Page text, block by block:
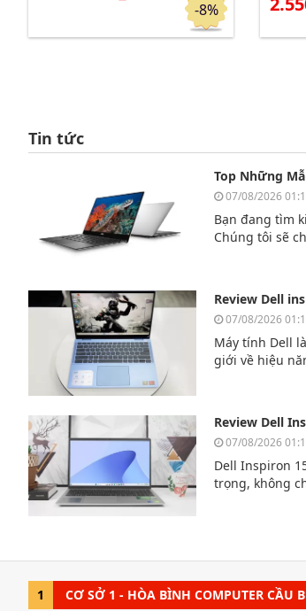
-8%
Tin tức
Top Những
07/08/2026
Bạn đang tìm
Chúng tôi sẽ
Review Dell
07/08/2026
Máy tính Dell
giới về hiệu
Review Dell
07/08/2026
Dell Inspiron
trọng, không
1 CƠ SỞ 1 - HÒA BÌNH COMPUTER CẦU